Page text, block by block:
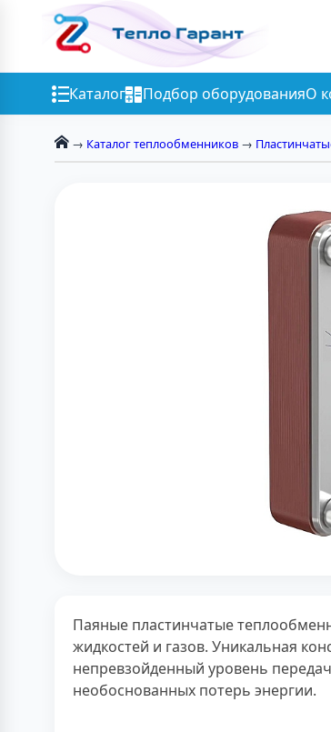
Каталог Подбор оборудованияО
→ Каталог теплообменников →
Паяные пластинчатые
жидкостей и газов. Уникальная
непревзойденный уровень
необоснованных потерь энергии.